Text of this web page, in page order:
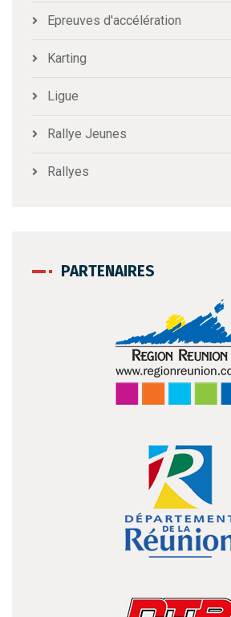
Epreuves d'accélération
Karting
Ligue
Rallye Jeunes
Rallyes
PARTENAIRES